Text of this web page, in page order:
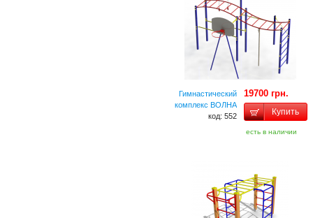
Гимнастический
комплекс ВОЛНА
код: 552
19700 грн.
Купить
есть в наличии